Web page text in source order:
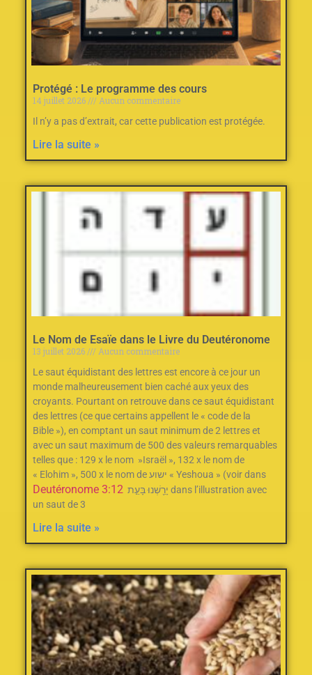
Protégé : Le programme des cours
14 juillet 2026
Aucun commentaire
Il n’y a pas d’extrait, car cette publication est protégée.
Lire la suite »
Le Nom de Esaïe dans le Livre du Deutéronome
13 juillet 2026
Aucun commentaire
Le saut équidistant des lettres est encore à ce jour un
monde malheureusement bien caché aux yeux des
croyants. Pourtant on retrouve dans ce saut équidistant
des lettres (ce que certains appellent le « code de la
Bible »), en comptant un saut minimum de 2‭ ‬lettres et
avec un saut maximum de 500‭ des valeurs remarquables
telles que : ‬129‭ ‬x le nom‭ ‬ »Israël »‭, ‬132‭ ‬x le nom de
« Elohim »‭, ‬500‭ ‬x le nom de ישוע « Yeshoua » (voir dans
Deutéronome 3:12יָרַ֖שְׁנוּ בָּעֵ֣ת dans l’illustration avec
un saut de 3
Lire la suite »